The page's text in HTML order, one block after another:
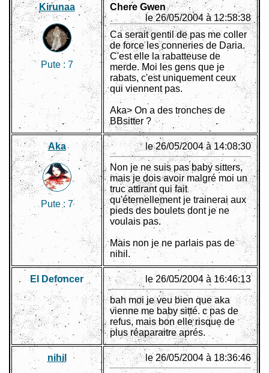
Kirunaa
Pute : 7
Chere Gwen
le 26/05/2004 à 12:58:38
Ca serait gentil de pas me coller
de force les conneries de Daria.
C'est elle la rabatteuse de
merde. Moi les gens que je
rabats, c'est uniquement ceux
qui viennent pas.
Aka> On a des tronches de
BBsitter ?
Aka
Pute : 7
le 26/05/2004 à 14:08:30
Non je ne suis pas baby sitters,
mais je dois avoir malgré moi un
truc attirant qui fait
qu'éternellement je trainerai aux
pieds des boulets dont je ne
voulais pas.
Mais non je ne parlais pas de
nihil.
El Defoncer le 26/05/2004 à 16:46:13
bah moi je veu bien que aka
vienne me baby sitté. c pas de
refus, mais bon elle risque de
plus réaparaitre aprés.
nihil le 26/05/2004 à 18:36:46